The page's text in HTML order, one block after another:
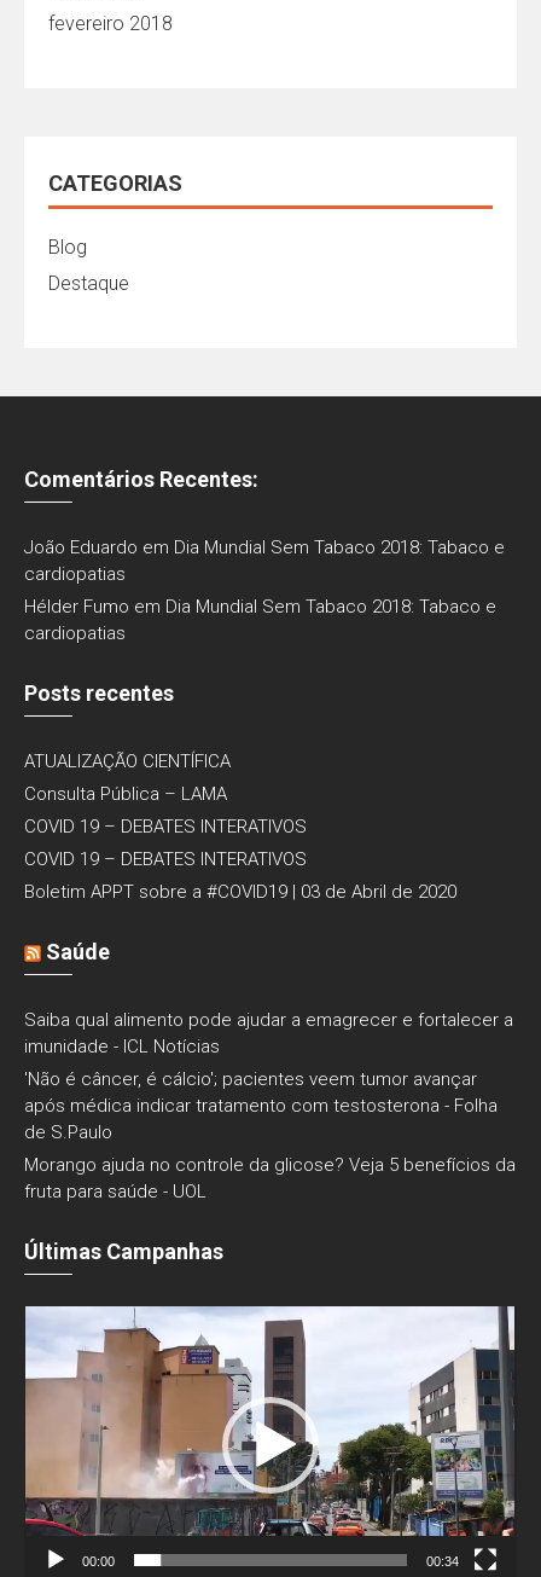
fevereiro 2018
CATEGORIAS
Blog
Destaque
Comentários Recentes:
João Eduardo em Dia Mundial Sem Tabaco 2018: Tabaco e
cardiopatias
Hélder Fumo em Dia Mundial Sem Tabaco 2018: Tabaco e
cardiopatias
Posts recentes
ATUALIZAÇÃO CIENTÍFICA
Consulta Pública – LAMA
COVID 19 – DEBATES INTERATIVOS
COVID 19 – DEBATES INTERATIVOS
Boletim APPT sobre a #COVID19 | 03 de Abril de 2020
Saúde
Saiba qual alimento pode ajudar a emagrecer e fortalecer a
imunidade - ICL Notícias
'Não é câncer, é cálcio'; pacientes veem tumor avançar
após médica indicar tratamento com testosterona - Folha
de S.Paulo
Morango ajuda no controle da glicose? Veja 5 benefícios da
fruta para saúde - UOL
Últimas Campanhas
Tocador
de
00:00 00:34